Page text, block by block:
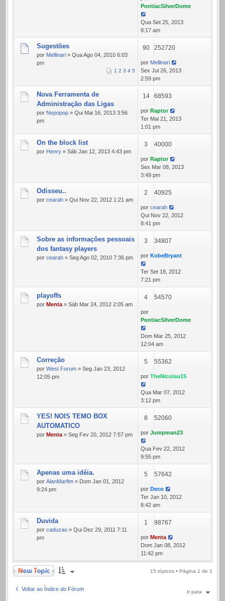
PontiacSilverDome
Qua Set 25, 2013
8:17 am
Sugestões
por Mellinari » Qua Ago 04, 2010 6:03
pm
1 2 3 4 5
90 252720
por Mellinari
Sex Jul 26, 2013
2:59 pm
Nova Ferramenta de
Administração das Ligas
por Nepopop » Qui Mai 16, 2013 3:56
pm
14 68593
por Raptor
Ter Mai 21, 2013
1:01 pm
On the block list
por Henry » Sáb Jan 12, 2013 4:43 pm
3 40000
por Raptor
Sex Mar 08, 2013
3:49 pm
Odisseu..
por cearah » Qui Nov 22, 2012 1:21 am
2 40925
por cearah
Qui Nov 22, 2012
8:41 pm
Sobre as informações pessoais
dos fantasy players
por cearah » Seg Ago 02, 2010 7:36 pm
3 34807
por KobeBryant
Ter Set 18, 2012
7:21 pm
playoffs
por Menta » Sáb Mar 24, 2012 2:05 am
4 54570
por
PontiacSilverDome
Dom Mar 25, 2012
12:04 am
Correção
por West Forum » Seg Jan 23, 2012
12:05 pm
5 55362
por TheNicolau15
Qua Mar 07, 2012
3:12 pm
YES! NOIS TEMO BOX
AUTOMATICO
por Menta » Seg Fev 20, 2012 7:57 pm
8 52060
por Jumpman23
Qua Fev 22, 2012
9:55 pm
Apenas uma idéia.
por AlanMarfim » Dom Jan 01, 2012
9:24 pm
5 57642
por Deco
Ter Jan 10, 2012
8:42 am
Duvida
por caduzao » Qui Dez 29, 2011 7:11
pm
1 98767
por Menta
Dom Jan 08, 2012
11:42 pm
Novo Tópico 15 tópicos • Página 1 de 1
Voltar ao Índice do Fórum Ir para